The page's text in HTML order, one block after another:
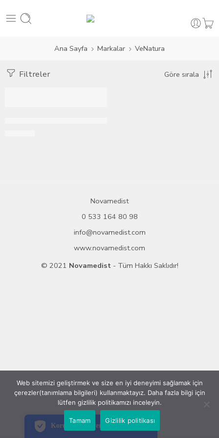
Korumalı Alışveriş
PCI-DSS Ödeme Güvenliği
7/24 Canlı Destek
iyzico Korumalı Alışveriş
Ana Sayfa Markalar VeNatura
Filtreler Göre sırala
Novamedist
0 533 164 80 98
info@novamedist.com
www.novamedist.com
© 2021 Novamedist- Tüm Hakkı Saklıdır!
Web sitemizi geliştirmek ve size en iyi deneyimi sağlamak için
çerezler(tanımlama bilgileri) kullanmaktayız. Daha fazla bilgi için
lütfen gizlilik politikamızı inceleyin.
Tamam Gizlilik politikası